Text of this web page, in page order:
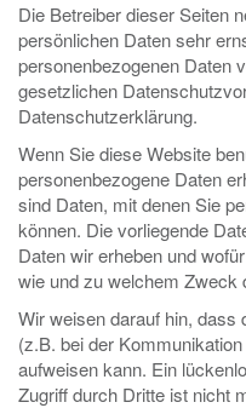
Die Betreiber dieser Seiten
persönlichen Daten sehr
personenbezogenen Daten
gesetzlichen
Datenschutzerklärung.
Wenn Sie diese Website
personenbezogene Daten
sind Daten, mit denen Sie
können. Die vorliegende
Daten wir erheben und
wie und zu welchem Zweck
Wir weisen darauf hin, dass
(z.B. bei der
aufweisen kann. Ein
Zugriff durch Dritte ist nicht